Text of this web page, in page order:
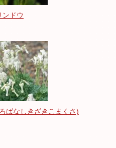
ンドウ
ばなしきざきこまくさ)